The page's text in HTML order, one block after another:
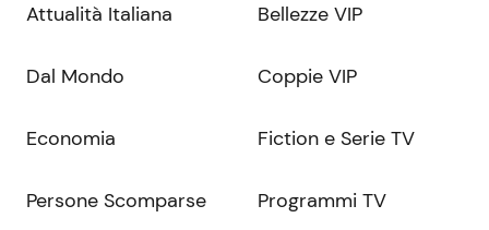
Attualità Italiana
Dal Mondo
Economia
Persone Scomparse
Bellezze VIP
Coppie VIP
Fiction e Serie TV
Programmi TV